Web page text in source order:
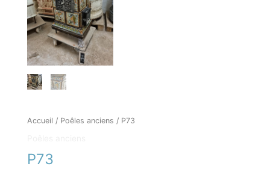
Accueil / Poêles anciens / P73
P73